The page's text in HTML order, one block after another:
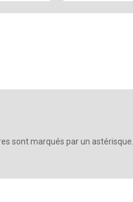
sont marqués par un astérisque.